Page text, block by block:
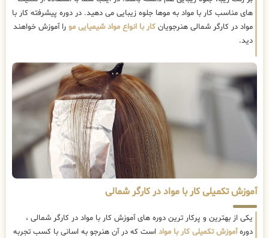
های مناسب کار با مواد به موها جلوه زیبایی می دهید. در دوره پیشرفته کار با
مواد در کارگر شمالی هنرجویان کار با انواع مواد شیمیایی مو را آموزش خواهند
دید.
آموزش تکمیلی کار با مواد در کارگر شمالی
یکی از بهترین و پرکار ترین دوره های آموزش کار با مواد در کارگر شمالی ،
دورهآموزش تکمیلی کار با مواد است که در آن هنرجو به اسانی با کسب تجربه